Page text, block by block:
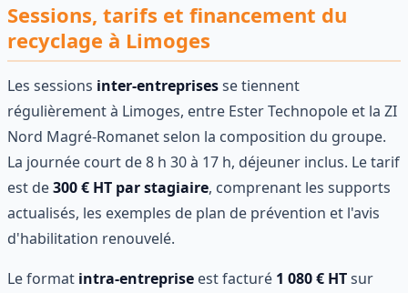
Sessions, tarifs et financement du
recyclage à Limoges
Les sessions inter-entreprisesse tiennent
régulièrement à Limoges, entre Ester Technopole et la ZI
Nord Magré-Romanet selon la composition du groupe.
La journée court de 8 h 30 à 17 h, déjeuner inclus. Le tarif
est de300 € HT par stagiaire, comprenant les supports
actualisés, les exemples de plan de prévention et l'avis
d'habilitation renouvelé.
Le format intra-entreprise est facturé 1 080 € HTsur